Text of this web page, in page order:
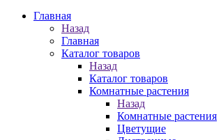
Главная
Назад
Главная
Каталог товаров
Назад
Каталог товаров
Комнатные растения
Назад
Комнатные растения
Цветущие